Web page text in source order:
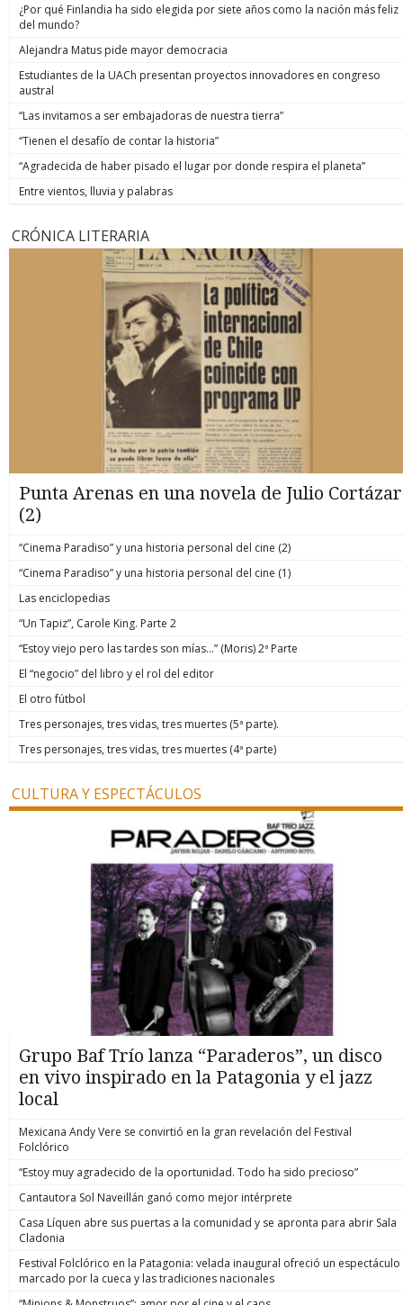
¿Por qué Finlandia ha sido elegida por siete años como la nación más feliz
del mundo?
Alejandra Matus pide mayor democracia
Estudiantes de la UACh presentan proyectos innovadores en congreso
austral
“Las invitamos a ser embajadoras de nuestra tierra”
“Tienen el desafío de contar la historia”
“Agradecida de haber pisado el lugar por donde respira el planeta”
Entre vientos, lluvia y palabras
CRÓNICA LITERARIA
Punta Arenas en una novela de Julio Cortázar
(2)
“Cinema Paradiso” y una historia personal del cine (2)
“Cinema Paradiso” y una historia personal del cine (1)
Las enciclopedias
“Un Tapiz”, Carole King. Parte 2
“Estoy viejo pero las tardes son mías…” (Moris) 2ª Parte
El “negocio” del libro y el rol del editor
El otro fútbol
Tres personajes, tres vidas, tres muertes (5ª parte).
Tres personajes, tres vidas, tres muertes (4ª parte)
CULTURA Y ESPECTÁCULOS
Grupo Baf Trío lanza “Paraderos”, un disco
en vivo inspirado en la Patagonia y el jazz
local
Mexicana Andy Vere se convirtió en la gran revelación del Festival
Folclórico
“Estoy muy agradecido de la oportunidad. Todo ha sido precioso”
Cantautora Sol Naveillán ganó como mejor intérprete
Casa Líquen abre sus puertas a la comunidad y se apronta para abrir Sala
Cladonia
Festival Folclórico en la Patagonia: velada inaugural ofreció un espectáculo
marcado por la cueca y las tradiciones nacionales